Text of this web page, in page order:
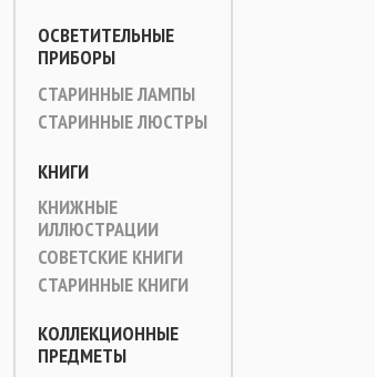
ОСВЕТИТЕЛЬНЫЕ
ПРИБОРЫ
СТАРИННЫЕ ЛАМПЫ
СТАРИННЫЕ ЛЮСТРЫ
КНИГИ
КНИЖНЫЕ
ИЛЛЮСТРАЦИИ
СОВЕТСКИЕ КНИГИ
СТАРИННЫЕ КНИГИ
КОЛЛЕКЦИОННЫЕ
ПРЕДМЕТЫ